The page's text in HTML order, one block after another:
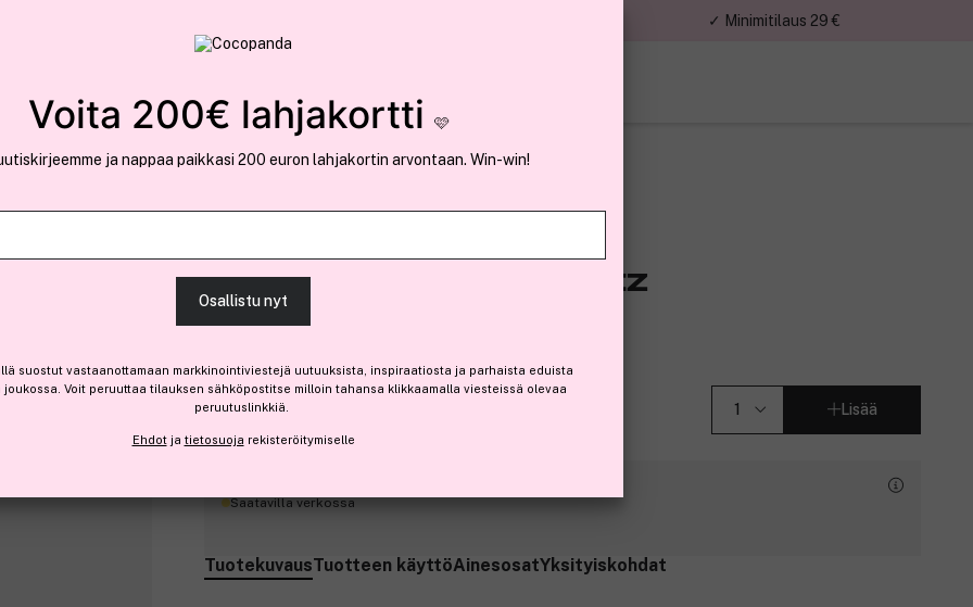
✓ Minimitilaus 29 €
Laboratoires de Biarritz
Suncare After Sun Fluid 150ml
-19% Vain 3 varastossa
17,35 € Lisää
Saatavilla verkossa
TuotekuvausTuotteen käyttöAinesosatYksityiskohdat
Voita 200€ lahjakortti 🩷
ja nappaa paikkasi 200 euron lahjakortin arvontaan. Win-win!
Osallistu nyt
suostut vastaanottamaan markkinointiviestejä uutuuksista, inspiraatiosta ja parhaista eduista
joukossa. Voit peruuttaa tilauksen sähköpostitse milloin tahansa klikkaamalla viesteissä olevaa
peruutuslinkkiä.
Ehdotja tietosuoja rekisteröitymiselle